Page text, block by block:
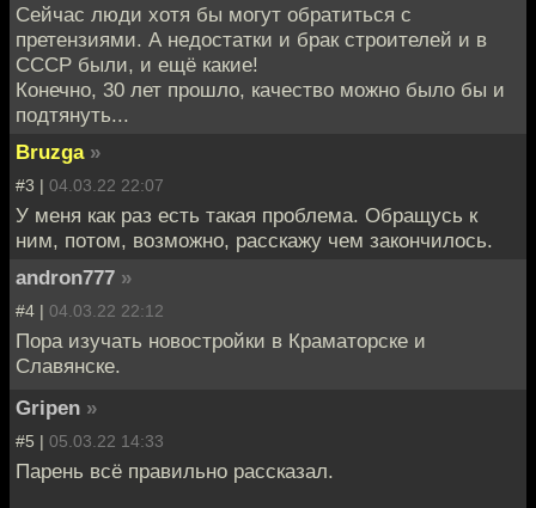
Сейчас люди хотя бы могут обратиться с
претензиями. А недостатки и брак строителей и в
СССР были, и ещё какие!
Конечно, 30 лет прошло, качество можно было бы и
подтянуть...
Bruzga »
#3 | 04.03.22 22:07
У меня как раз есть такая проблема. Обращусь к
ним, потом, возможно, расскажу чем закончилось.
andron777 »
#4 | 04.03.22 22:12
Пора изучать новостройки в Краматорске и
Славянске.
Gripen »
#5 | 05.03.22 14:33
Парень всё правильно рассказал.